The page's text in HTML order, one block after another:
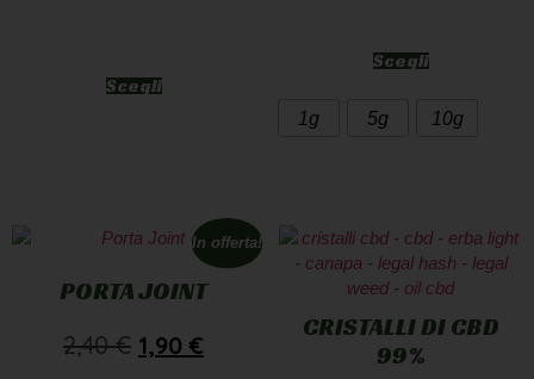
Scegli
Scegli
1g 5g 10g
In offerta!
PORTA JOINT
2,40€ 1,90 €
CRISTALLI DI CBD
99%